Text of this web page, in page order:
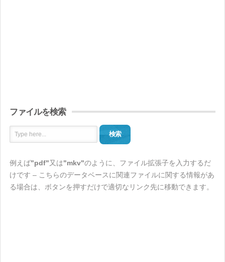
ファイルを検索
検索
例えば"pdf"又は"mkv"のように、ファイル拡張子を入力するだ
けです – こちらのデータベースに関連ファイルに関する情報があ
る場合は、ボタンを押すだけで適切なリンク先に移動できます。